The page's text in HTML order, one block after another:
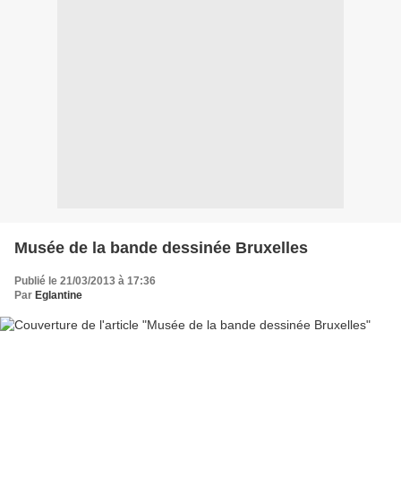
Musée de la bande dessinée Bruxelles
Publié le 21/03/2013 à 17:36
Par Eglantine